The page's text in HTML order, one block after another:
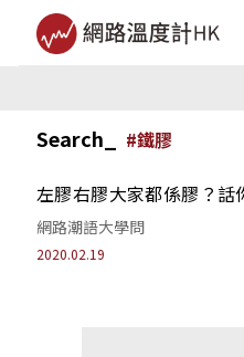
Search_ #鐵膠
左膠右膠大家都係膠？話
網路潮語大學問
2020.02.19